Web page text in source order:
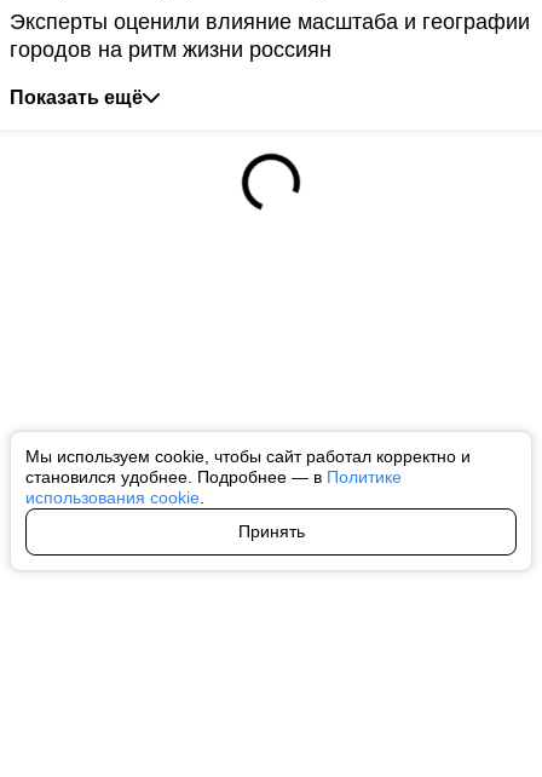
Мы используем cookie, чтобы сайт работал корректно и
становился удобнее. Подробнее — в Политике
использования cookie
Принять
Эксперты оценили влияние масштаба и географии
городов на ритм жизни россиян
Показать ещё